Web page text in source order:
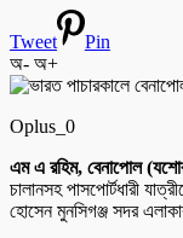
Tweet
Pin
অ- অ+
Oplus_0
এম এ রহিম, বেনাপোল
চালানসহ পাসপোর্টধারী
হোসেন মুনসিগঞ্জ সদর